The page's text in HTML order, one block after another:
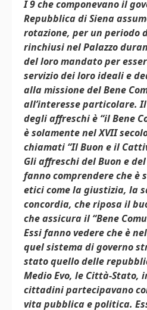
I 9 che componevano il
Repubblica di Siena
rotazione, per un periodo
rinchiusi nel Palazzo
del loro mandato per
servizio dei loro ideali e
alla missione del Bene
all’interesse particolare.
degli affreschi è “il Bene
è solamente nel XVII
chiamati “Il Buon e il
Gli affreschi del Buon e
fanno comprendere che
etici come la giustizia, la
concordia, che riposa il
che assicura il “Bene
Essi fanno vedere che è
quel sistema di governo
stato quello delle
Medio Evo, le Città-Stato,
cittadini partecipavano
vita pubblica e politica.